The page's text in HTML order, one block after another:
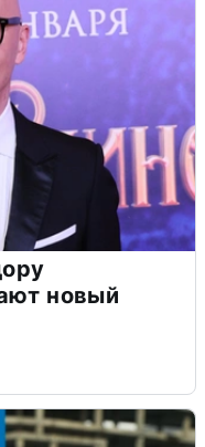
новый